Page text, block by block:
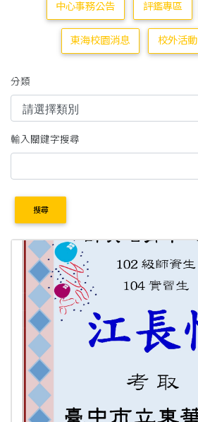
中心事務公告 評鑑專區
東海校園消息 校外活動
分類
輸入關鍵字搜尋
搜尋